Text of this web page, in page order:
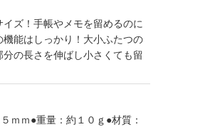
ズ！手帳やメモを留めるのに
能はしっかり！大小ふたつの
の長さを伸ばし小さくても留
ｍｍ●重量：約１０ｇ●材質：